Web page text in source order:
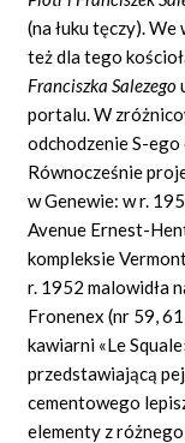
(na łuku tęczy).
też dla tego
Franciszka Salezego
portalu. W
odchodzenie S-
Równocześnie
w Genewie: w r.
Avenue Ernest-
kompleksie
r. 1952 malowidła
Fronenex (nr 59,
kawiarni «Le
przedstawiającą
cementowego
elementy z